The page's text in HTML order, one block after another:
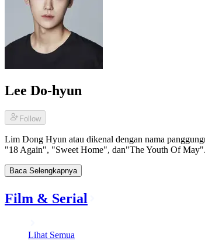
Lee Do-hyun
Follow
Lim Dong Hyun atau dikenal dengan nama
"18 Again", "Sweet Home", dan"The Youth Of May".
Baca Selengkapnya
Film & Serial
Lihat Semua